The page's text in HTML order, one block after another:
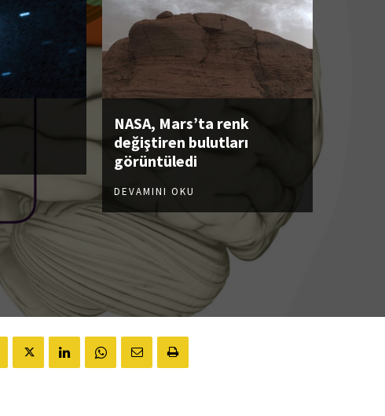
NASA, Mars’ta renk
değiştiren bulutları
görüntüledi
DEVAMINI OKU